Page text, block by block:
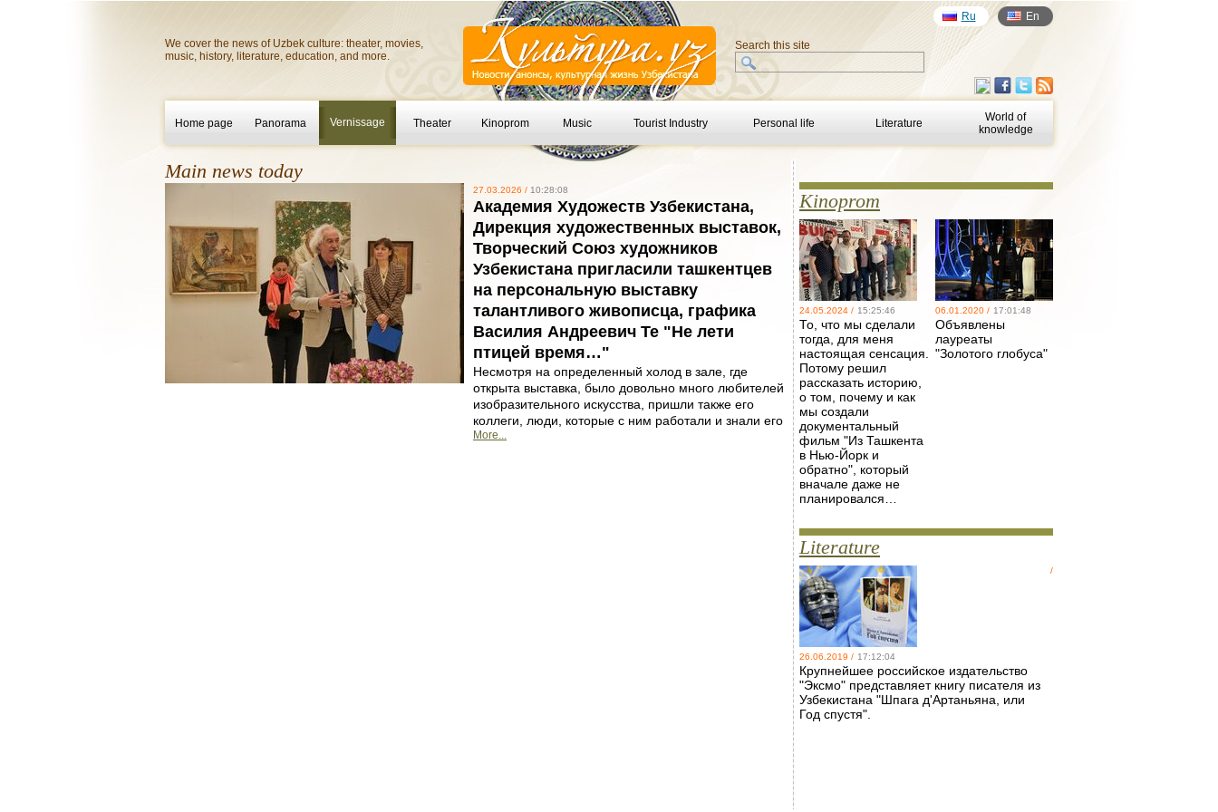
We cover the news of Uzbek culture: theater, movies,
music, history, literature, education, and more.
Ru En
Search this site
Home page Panorama Vernissage Theater Kinoprom Music Tourist Industry Personal life Literature
World of
knowledge
Main news today
27.03.2026 / 10:28:08
Академия Художеств Узбекистана,
Дирекция художественных выставок,
Творческий Союз художников
Узбекистана пригласили ташкентцев
на персональную выставку
талантливого живописца, графика
Василия Андреевич Те "Не лети
птицей время…"
Несмотря на определенный холод в зале, где
открыта выставка, было довольно много любителей
изобразительного искусства, пришли также его
коллеги, люди, которые с ним работали и знали его
More...
Kinoprom
24.05.2024 / 15:25:46
То, что мы сделали
тогда, для меня
настоящая сенсация.
Потому решил
рассказать историю,
о том, почему и как
мы создали
документальный
фильм "Из Ташкента
в Нью-Йорк и
обратно", который
вначале даже не
планировался…
06.01.2020 / 17:01:48
Объявлены
лауреаты
"Золотого глобуса"
Literature
26.06.2019 / 17:12:04
Крупнейшее российское издательство
"Эксмо" представляет книгу писателя из
Узбекистана "Шпага д'Артаньяна, или
Год спустя".
/